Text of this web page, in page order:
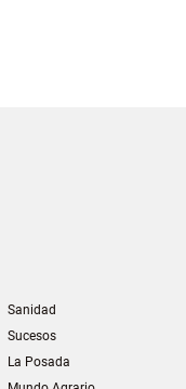
Sanidad
Sucesos
La Posada